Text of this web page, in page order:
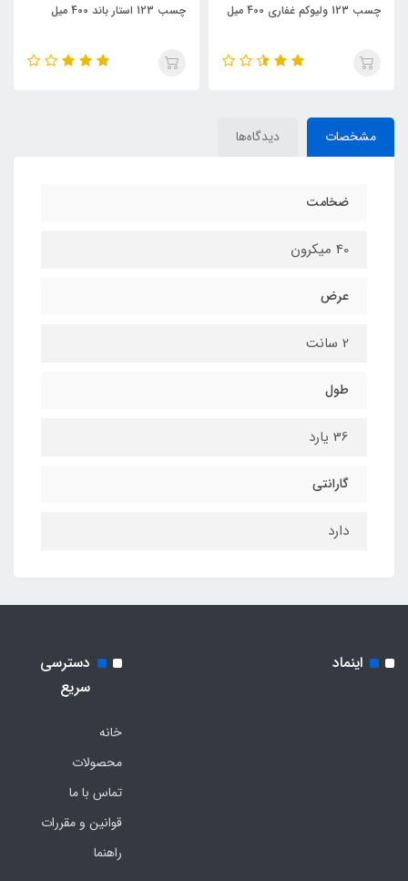
چسب 123 ولیوکم غفاری 400 میل
چسب 123 استار باند 400 میل
مشخصات دیدگاه‌ها
ضخامت
40 میکرون
عرض
2 سانت
طول
36 یارد
گارانتی
دارد
اینماد
دسترسی
سریع
خانه
محصولات
تماس با ما
قوانین و مقررات
راهنما